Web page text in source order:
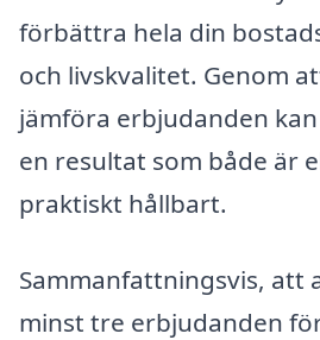
förbättra hela din
och livskvalitet. Genom
jämföra erbjudanden
en resultat som både är
praktiskt hållbart.
Sammanfattningsvis, att
minst tre erbjudanden